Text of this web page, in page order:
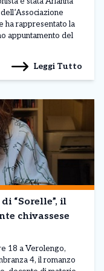
ha rappresentato la
appuntamento del
Leggi Tutto
“Sorelle”, il
chivassese
18 a Verolengo,
4, il romanzo